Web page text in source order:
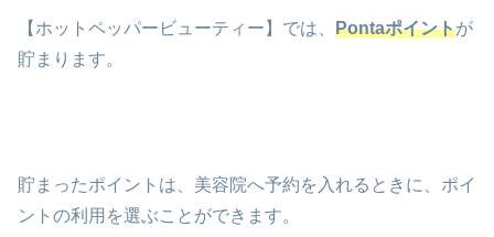
【ホットペッパービューティー】では、 Pontaポイントが
貯まります。
貯まったポイントは、美容院へ予約を入れるときに、ポイ
ントの利用を選ぶことができます。